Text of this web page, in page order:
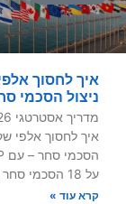
איך לחסוך
ניצול הסכמי
איך לחסוך אלפי
על 18 הסכמי סחר חופשי עם
קרא עוד »